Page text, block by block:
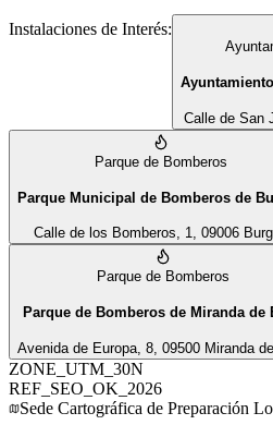
Instalaciones de Interés:
Calle de San
Parque de Bomberos
Parque Municipal de Bomberos de
Calle de los Bomberos, 1, 09006
Parque de Bomberos
Parque de Bomberos de Miranda de
Avenida de Europa, 8, 09500 Miranda
ZONE_UTM_30N
REF_SEO_OK_2026
Sede Cartográfica de Preparación